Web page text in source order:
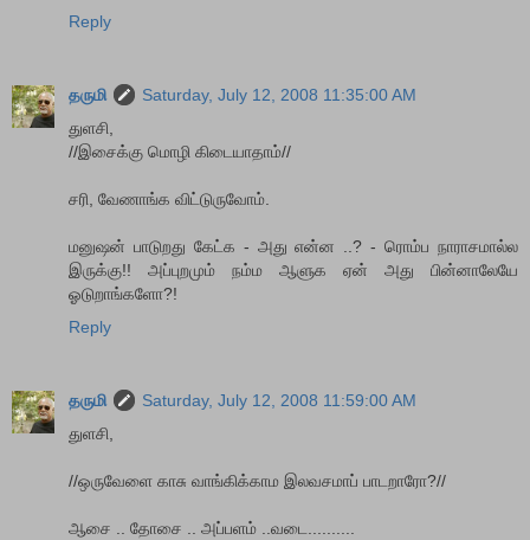
Reply
தருமி
Saturday, July 12, 2008 11:35:00 AM
துளசி,
//இசைக்கு மொழி கிடையாதாம்//
சரி, வேணாங்க விட்டுருவோம்.
மனுஷன் பாடுறது கேட்க - அது என்ன ..? - ரொம்ப நாராசமால்ல
இருக்கு!! அப்புறமும் நம்ம ஆளுக ஏன் அது பின்னாலேயே
ஓடுறாங்களோ?!
Reply
தருமி
Saturday, July 12, 2008 11:59:00 AM
துளசி,
//ஒருவேளை காசு வாங்கிக்காம இலவசமாப் பாடறாரோ?//
ஆசை .. தோசை .. அப்பளம் ..வடை..........